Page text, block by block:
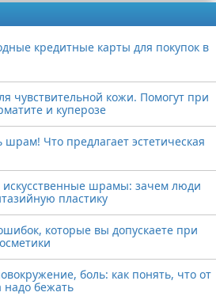
кредитные карты для покупок в
чувствительной кожи. Помогут при
и куперозе
шрам! Что предлагает эстетическая
искусственные шрамы: зачем люди
пластику
которые вы допускаете при
боль: как понять, что от
надо бежать